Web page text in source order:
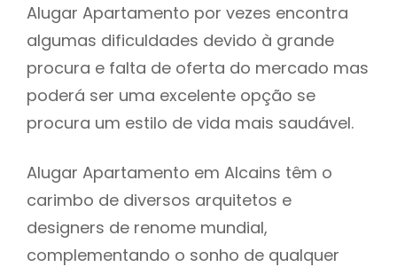
Alugar Apartamento por vezes encontra
algumas dificuldades devido à grande
procura e falta de oferta do mercado mas
poderá ser uma excelente opção se
procura um estilo de vida mais saudável.
Alugar Apartamento em Alcains têm o
carimbo de diversos arquitetos e
designers de renome mundial,
complementando o sonho de qualquer